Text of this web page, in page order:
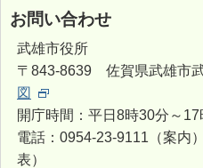
お問い合わせ
武雄市役所
〒843-8639 佐賀県武雄市
図
開庁時間：平日8時30分～17
電話：0954-23-9111（案
表）